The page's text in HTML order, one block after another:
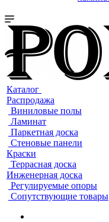
Каталог
Распродажа
Виниловые полы
Ламинат
Паркетная доска
Стеновые панели
Краски
Террасная доска
Инженерная доска
Регулируемые опоры
Сопутствующие товары